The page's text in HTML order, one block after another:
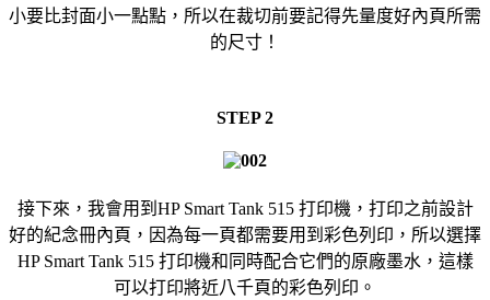
小要比封面小一點點，所以在裁切前要記得先量度好內頁所需
的尺寸！
STEP 2
接下來，我會用到HP Smart Tank 515 打印機，打印之前設計
好的紀念冊內頁，因為每一頁都需要用到彩色列印，所以選擇
HP Smart Tank 515 打印機和同時配合它們的原廠墨水，這樣
可以打印將近八千頁的彩色列印。